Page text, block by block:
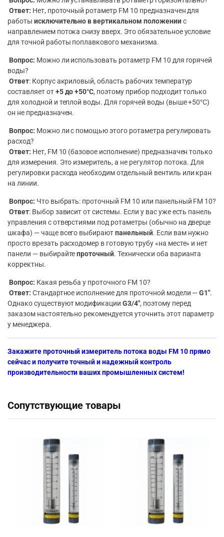
Ответ: Нет, проточный ротаметр FM 10 предназначен для
работы исключительно в вертикальном положениис
направлением потока снизу вверх. Это обязательное условие
для точной работы поплавкового механизма.
Вопрос: Можно ли использовать ротаметр FM 10 для горячей
воды?
Ответ: Корпус акриловый, область рабочих температур
составляет от+5 до +50°C, поэтому прибор подходит только
для холодной и теплой воды. Для горячей воды (выше +50°C)
он не предназначен.
Вопрос: Можно ли с помощью этого ротаметра регулировать
расход?
Ответ: Нет, FM 10 (базовое исполнение) предназначен только
для измерения. Это измеритель, а не регулятор потока. Для
регулировки расхода необходим отдельный вентиль или кран
на линии.
Вопрос: Что выбрать: проточный FM 10 или панельный FM 10?
Ответ: Выбор зависит от системы. Если у вас уже есть панель
управления с отверстиями под ротаметры (обычно на дверце
шкафа) — чаще всего выбираютпанельный. Если вам нужно
просто врезать расходомер в готовую трубу «на месте» и нет
панели — выбирайтепроточный. Технически оба варианта
корректны.
Вопрос: Какая резьба у проточного FM 10?
Ответ: Стандартное исполнение для проточной модели —G1″.
Однако существуют модификацииG3/4″, поэтому перед
заказом настоятельно рекомендуется уточнить этот параметр
у менеджера.
Закажите проточный измеритель потока воды FM 10 прямо
сейчас и получите точный и надежный контроль
производительности ваших промышленных систем!
Сопутствующие товары